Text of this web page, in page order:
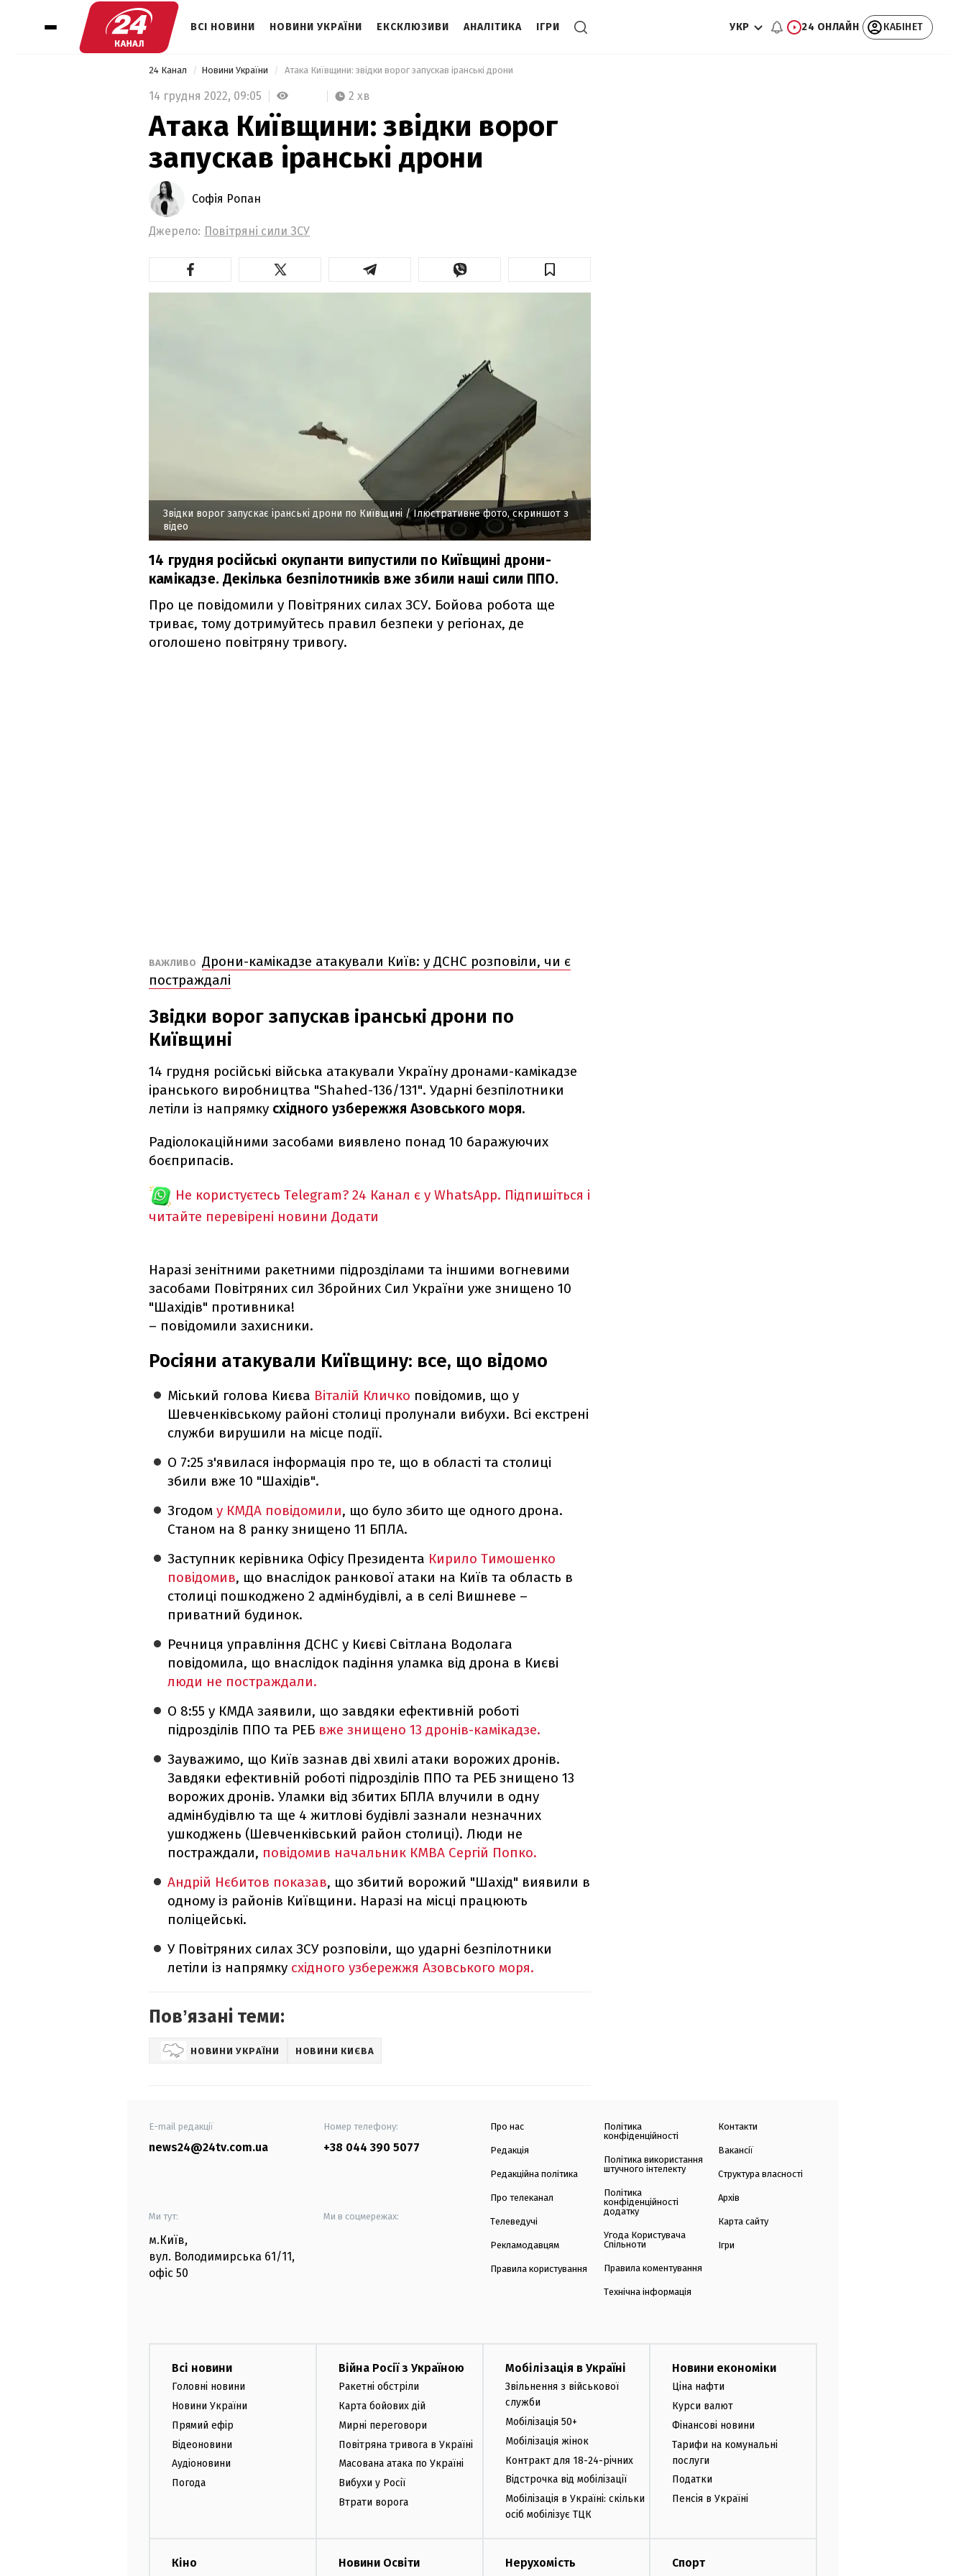
ВСІ НОВИНИ НОВИНИ УКРАЇНИ ЕКСКЛЮЗИВИ АНАЛІТИКА ІГРИ УКР 24 ОНЛАЙН КАБІНЕТ
24 Канал Новини України Атака Київщини: звідки ворог запускав іранські дрони
14 грудня 2022, 09:05 2 хв
Атака Київщини: звідки ворог
запускав іранські дрони
Софія Ропан
Джерело: Повітряні сили ЗСУ
Звідки ворог запускає іранські дрони по Київщині / Ілюстративне фото, скриншот з
відео
14 грудня російські окупанти випустили по Київщині дрони-
камікадзе. Декілька безпілотників вже збили наші сили ППО.
Про це повідомили у Повітряних силах ЗСУ. Бойова робота ще
триває, тому дотримуйтесь правил безпеки у регіонах, де
оголошено повітряну тривогу.
ВАЖЛИВО Дрони-камікадзе атакували Київ: у ДСНС розповіли, чи є
постраждалі
Звідки ворог запускав іранські дрони по
Київщині
14 грудня російські війська атакували Україну дронами-камікадзе
іранського виробництва "Shahed-136/131". Ударні безпілотники
летіли із напрямку східного узбережжя Азовського моря.
Радіолокаційними засобами виявлено понад 10 баражуючих
боєприпасів.
Не користуєтесь Telegram? 24 Канал є у WhatsApp. Підпишіться і
читайте перевірені новини Додати
Наразі зенітними ракетними підрозділами та іншими вогневими
засобами Повітряних сил Збройних Сил України уже знищено 10
"Шахідів" противника!
– повідомили захисники.
Росіяни атакували Київщину: все, що відомо
Міський голова Києва Віталій Кличко повідомив, що у
Шевченківському районі столиці пролунали вибухи. Всі екстрені
служби вирушили на місце події.
О 7:25 з'явилася інформація про те, що в області та столиці
збили вже 10 "Шахідів".
Згодому КМДА повідомили, що було збито ще одного дрона.
Станом на 8 ранку знищено 11 БПЛА.
Заступник керівника Офісу Президента Кирило Тимошенко
повідомив, що внаслідок ранкової атаки на Київ та область в
столиці пошкоджено 2 адмінбудівлі, а в селі Вишневе –
приватний будинок.
Речниця управління ДСНС у Києві Світлана Водолага
повідомила, що внаслідок падіння уламка від дрона в Києві
люди не постраждали.
О 8:55 у КМДА заявили, що завдяки ефективній роботі
підрозділів ППО та РЕБ вже знищено 13 дронів-камікадзе.
Зауважимо, що Київ зазнав дві хвилі атаки ворожих дронів.
Завдяки ефективній роботі підрозділів ППО та РЕБ знищено 13
ворожих дронів. Уламки від збитих БПЛА влучили в одну
адмінбудівлю та ще 4 житлові будівлі зазнали незначних
ушкоджень (Шевченківський район столиці). Люди не
постраждали, повідомив начальник КМВА Сергій Попко.
Андрій Нєбитов показав, що збитий ворожий "Шахід" виявили в
одному із районів Київщини. Наразі на місці працюють
поліцейські.
У Повітряних силах ЗСУ розповіли, що ударні безпілотники
летіли із напрямку східного узбережжя Азовського моря.
Повʼязані теми:
НОВИНИ УКРАЇНИ НОВИНИ КИЄВА
E-mail редакції
news24@24tv.com.ua
Номер телефону:
+38 044 390 5077
Ми тут:
м.Київ,
вул. Володимирська 61/11,
офіс 50
Ми в соцмережах:
Про нас
Редакція
Редакційна політика
Про телеканал
Телеведучі
Рекламодавцям
Правила користування
Політика
конфіденційності
Політика використання
штучного інтелекту
Політика
конфіденційності
додатку
Угода Користувача
Спільноти
Правила коментування
Технічна інформація
Контакти
Вакансії
Структура власності
Архів
Карта сайту
Ігри
Всі новини
Головні новини
Новини України
Прямий ефір
Відеоновини
Аудіоновини
Погода
Війна Росії з Україною
Ракетні обстріли
Карта бойових дій
Мирні переговори
Повітряна тривога в Україні
Масована атака по Україні
Вибухи у Росії
Втрати ворога
Мобілізація в Україні
Звільнення з військової
служби
Мобілізація 50+
Мобілізація жінок
Контракт для 18-24-річних
Відстрочка від мобілізації
Мобілізація в Україні: скільки
осіб мобілізує ТЦК
Новини економіки
Ціна нафти
Курси валют
Фінансові новини
Тарифи на комунальні
послуги
Податки
Пенсія в Україні
Кіно Новини Освіти Нерухомість Спорт